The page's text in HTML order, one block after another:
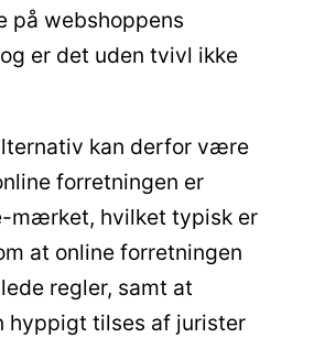
på webshoppens
er det uden tvivl ikke
kan derfor være
forretningen er
mærket, hvilket typisk er
at online forretningen
regler, samt at
hyppigt tilses af jurister